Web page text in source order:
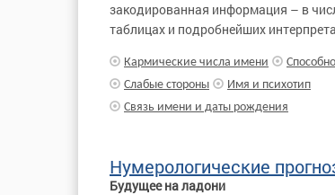
закодированная информация – в
таблицах и подробнейших
Кармические числа имени
Слабые стороны
Имя и психотип
Связь имени и даты рождения
Нумерологические
Будущее на ладони